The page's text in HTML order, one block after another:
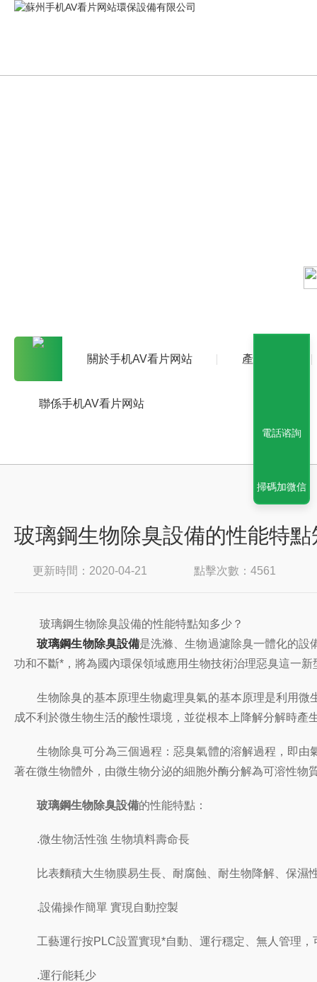
關於手机AV看片网站 產品中心
聯係手机AV看片网站
玻璃鋼生物除臭設備的性能特
更新時間：2020-04-21 點擊次數：4561
玻璃鋼生物除臭設備的性能特點知多少？
玻璃鋼生物除臭設備是洗滌、生物過濾除臭一體化的設
功和不斷*，將為國內環保領域應用生物技術治理惡臭這一
生物除臭的基本原理生物處理臭氣的基本原理是利用微
成不利於微生物生活的酸性環境，並從根本上降解分解時產
生物除臭可分為三個過程：惡臭氣體的溶解過程，即由
著在微生物體外，由微生物分泌的細胞外酶分解為可溶性
玻璃鋼生物除臭設備的性能特點：
.微生物活性強 生物填料壽命長
比表麵積大生物膜易生長、耐腐蝕、耐生物降解、保濕
.設備操作簡單 實現自動控製
工藝運行按PLC設置實現*自動、運行穩定、無人管理，
.運行能耗少
電話谘詢
掃碼加微信